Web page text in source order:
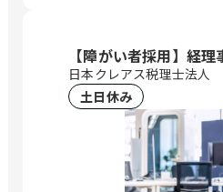
【障がい者採用】経
日本クレアス税理士法人
土日休み